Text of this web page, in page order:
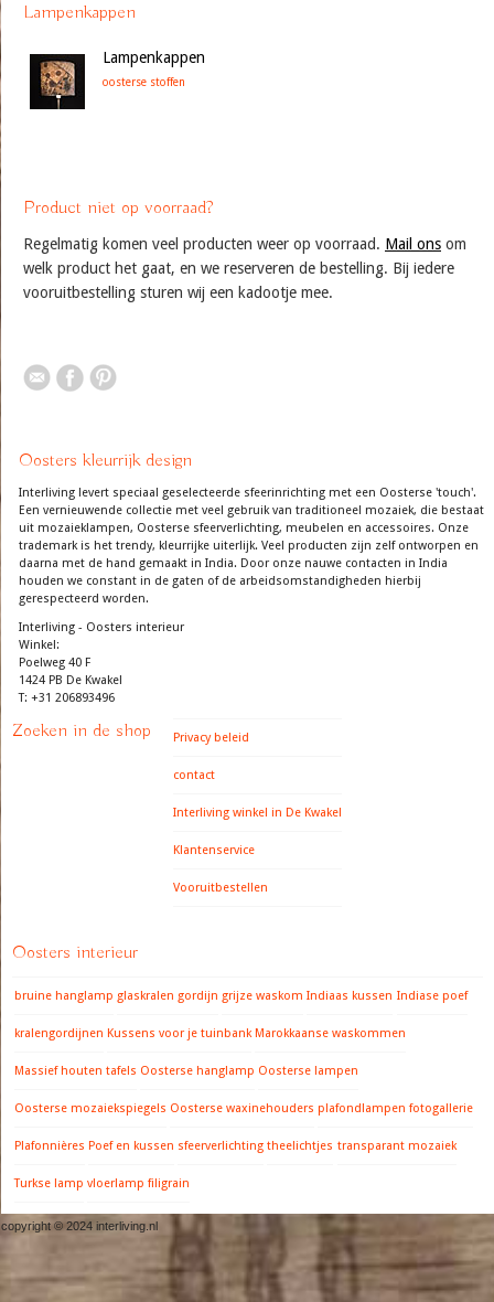
Lampenkappen
Lampenkappen
oosterse stoffen
Product niet op voorraad?
Regelmatig komen veel producten weer op voorraad. Mail ons om
welk product het gaat, en we reserveren de bestelling. Bij iedere
vooruitbestelling sturen wij een kadootje mee.
Oosters kleurrijk design
Interliving levert speciaal geselecteerde sfeerinrichting met een Oosterse 'touch'.
Een vernieuwende collectie met veel gebruik van traditioneel mozaiek, die bestaat
uit mozaieklampen, Oosterse sfeerverlichting, meubelen en accessoires. Onze
trademark is het trendy, kleurrijke uiterlijk. Veel producten zijn zelf ontworpen en
daarna met de hand gemaakt in India. Door onze nauwe contacten in India
houden we constant in de gaten of de arbeidsomstandigheden hierbij
gerespecteerd worden.
Interliving - Oosters interieur
Winkel:
Poelweg 40 F
1424 PB De Kwakel
T: +31 206893496
Zoeken in de shop Privacy beleid
contact
Interliving winkel in De Kwakel
Klantenservice
Vooruitbestellen
Oosters interieur
bruine hanglamp glaskralen gordijn grijze waskom Indiaas kussen Indiase poef
kralengordijnen Kussens voor je tuinbank Marokkaanse waskommen
Massief houten tafels Oosterse hanglamp Oosterse lampen
Oosterse mozaiekspiegels Oosterse waxinehouders plafondlampen fotogallerie
Plafonnières Poef en kussen sfeerverlichting theelichtjes transparant mozaiek
Turkse lamp vloerlamp filigrain
copyright © 2024 interliving.nl